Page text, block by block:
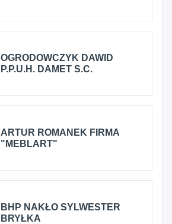
OGRODOWCZYK DAWID
P.P.U.H. DAMET S.C.
ARTUR ROMANEK FIRMA
"MEBLART"
BHP NAKŁO SYLWESTER
BRYŁKA